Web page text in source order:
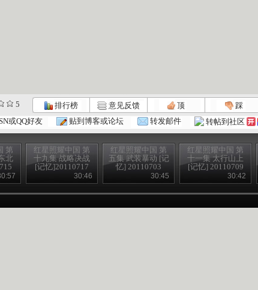
5 排行榜 意见反馈 顶 踩
或QQ好友 贴到博客或论坛 转发邮件 转帖到社区
第
北
红星照耀中国 第
十九集 战略决战
[记忆]20110717
30:46
红星照耀中国 第
五集 武装暴动 [记
忆] 20110703
30:45
红星照耀中国 第
十一集 太行山上
[记忆] 20110709
30:42